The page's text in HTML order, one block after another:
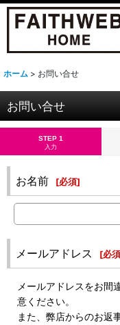
ホーム > お問い合せ
お問い合せ
STEP 1
入力
お名前 [必須]
メールアドレス [必須
メールアドレスをお間
意ください。
また、弊店からのお返